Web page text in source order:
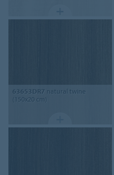
63653DR7 natural twine
(150x20 cm)